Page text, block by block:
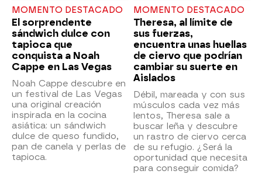
MOMENTO DESTACADO
El sorprendente
sándwich dulce con
tapioca que
conquista a Noah
Cappe en Las Vegas
Noah Cappe descubre en
un festival de Las Vegas
una original creación
inspirada en la cocina
asiática: un sándwich
dulce de queso fundido,
pan de canela y perlas de
tapioca.
MOMENTO DESTACADO
Theresa, al límite de
sus fuerzas,
encuentra unas huellas
de ciervo que podrían
cambiar su suerte en
Aislados
Débil, mareada y con sus
músculos cada vez más
lentos, Theresa sale a
buscar leña y descubre
un rastro de ciervo cerca
de su refugio. ¿Será la
oportunidad que necesita
para conseguir comida?